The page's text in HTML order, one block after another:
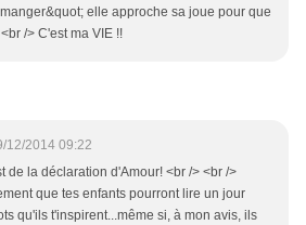
elle approche sa joue pour que
/> C'est ma VIE !!
12/2014 09:22
de la déclaration d'Amour! <br /> <br />
que tes enfants pourront lire un jour
qu'ils t'inspirent...même si, à mon avis, ils